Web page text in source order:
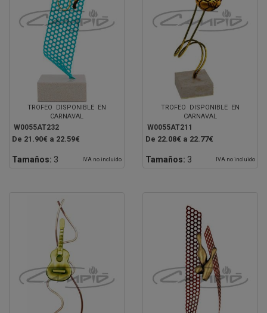
TROFEO DISPONIBLE EN
CARNAVAL
W0055AT232
De 21.90€ a 22.59€
Tamaños: 3 IVA no incluido
TROFEO DISPONIBLE EN
CARNAVAL
W0055AT211
De 22.08€ a 22.77€
Tamaños: 3 IVA no incluido